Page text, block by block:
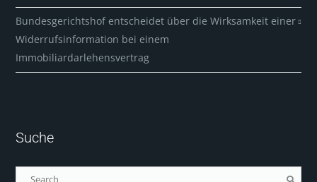
Bundesgerichtshof entscheidet über die Wirksamkeit einer
Widerrufsinformation bei einem
Immobiliardarlehensvertrag
Suche